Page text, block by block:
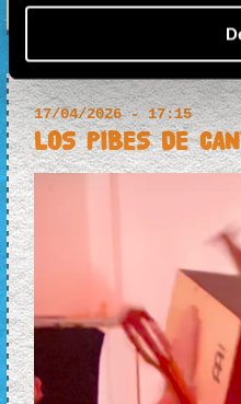
17/04/2026 - 17:15
LOS PIBES DE